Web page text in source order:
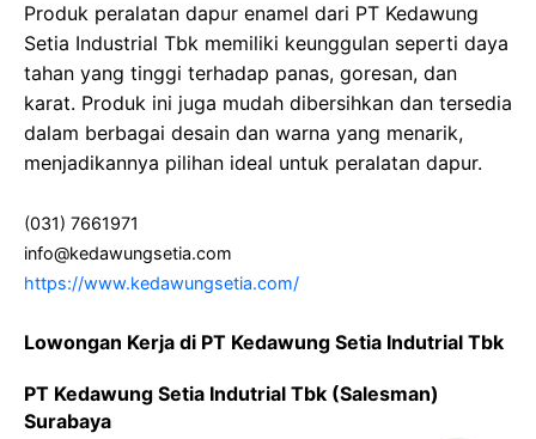
Produk peralatan dapur enamel dari PT Kedawung
Setia Industrial Tbk memiliki keunggulan seperti daya
tahan yang tinggi terhadap panas, goresan, dan
karat. Produk ini juga mudah dibersihkan dan tersedia
dalam berbagai desain dan warna yang menarik,
menjadikannya pilihan ideal untuk peralatan dapur.
(031) 7661971
info@kedawungsetia.com
https://www.kedawungsetia.com/
Lowongan Kerja di PT Kedawung Setia Indutrial Tbk
PT Kedawung Setia Indutrial Tbk (Salesman)
Surabaya